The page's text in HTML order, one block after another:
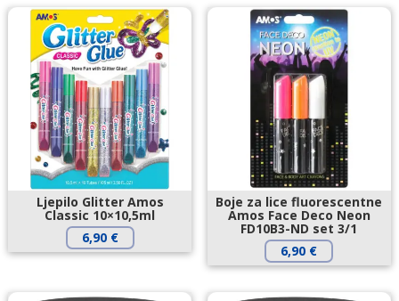
Ljepilo Glitter Amos
Classic 10×10,5ml
6,90 €
Boje za lice fluorescentne
Amos Face Deco Neon
FD10B3-ND set 3/1
6,90 €